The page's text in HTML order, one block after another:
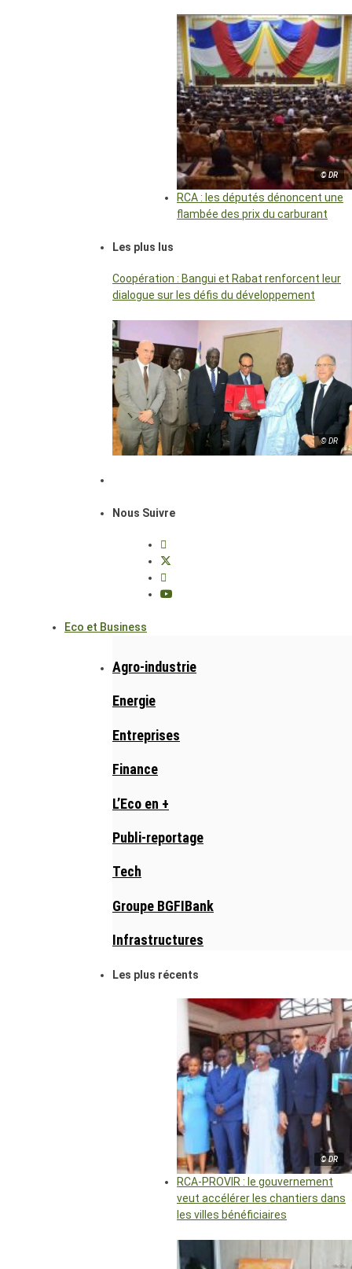
© DR
RCA : les députés dénoncent une
flambée des prix du carburant
Les plus lus
Coopération : Bangui et Rabat renforcent leur
dialogue sur les défis du développement
© DR
Nous Suivre
Eco et Business
Agro-industrie
Energie
Entreprises
Finance
L’Eco en +
Publi-reportage
Tech
Groupe BGFIBank
Infrastructures
Les plus récents
© DR
RCA-PROVIR : le gouvernement
veut accélérer les chantiers dans
les villes bénéficiaires